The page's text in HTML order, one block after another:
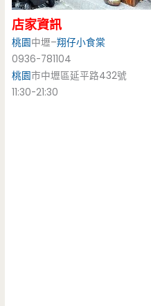
店家資訊
桃園中壢–翔仔小食棠
0936-781104
桃園市中壢區延平路432號
11:30-21:30